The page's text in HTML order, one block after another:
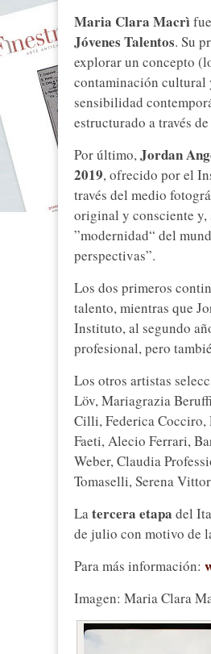
Maria Clara Macrì
Jóvenes Talentos. Su
explorar un concepto
contaminación cultural
sensibilidad
estructurado a través
Por último,Jordan
2019, ofrecido por el
través del medio
original y consciente y,
”modernidad“ del
perspectivas”.
Los dos primeros
talento, mientras que
Instituto, al segundo
profesional, pero
Los otros artistas
Löv, Mariagrazia
Cilli, Federica
Faeti, Alecio Ferrari,
Weber, Claudia
Tomaselli, Serena
Latercera etapa del
de julio con motivo de
Para más información:
Imagen: Maria Clara